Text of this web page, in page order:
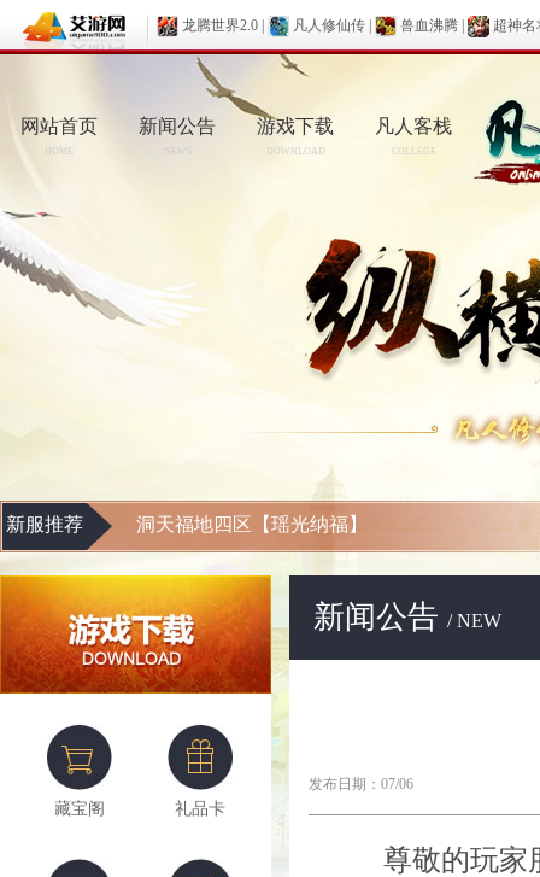
龙腾世界2.0 凡人修仙传 兽血沸腾 超神名
网站首页
HOME
新闻公告
NEWS
游戏下载
DOWNLOAD
凡人客栈
COLLEGE
新服推荐 洞天福地四区【瑶光纳福】
藏宝阁 礼品卡
新闻公告 / NEW
发布日期：07/06
尊敬的玩家